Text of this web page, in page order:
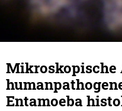
Mikroskopische
Entamoeba